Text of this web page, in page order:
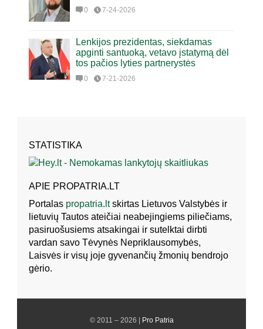
0 7-24-2026
Lenkijos prezidentas, siekdamas
apginti santuoką, vetavo įstatymą dėl
tos pačios lyties partnerystės
0 7-21-2026
STATISTIKA
APIE PROPATRIA.LT
Portalas propatria.ltskirtas Lietuvos Valstybės ir
lietuvių Tautos ateičiai neabejingiems piliečiams,
pasiruošusiems atsakingai ir sutelktai dirbti
vardan savo Tėvynės Nepriklausomybės,
Laisvės ir visų joje gyvenančių žmonių bendrojo
gėrio.
© 2011 – 2026 | Pro Patria